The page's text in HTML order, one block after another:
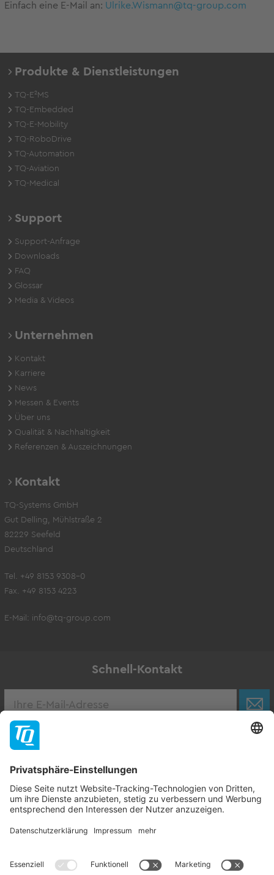
Einfach eine E-Mail an: Ulrike.Wismann@tq-group.com
Produkte & Dienstleistungen
TQ-E²MS
TQ-Embedded
TQ-E-Mobility
TQ-RoboDrive
TQ-Automation
TQ-Aviation
TQ-Medical
Support
Support-Anfrage
Downloads
FAQ
Glossar
Media & Videos
Unternehmen
Kontakt
Karriere
News
Messen & Events
Über uns
Qualität & Nachhaltigkeit
Referenzen & Auszeichnungen
Kontakt
TQ-Systems GmbH
Gut Delling, Mühlstraße 2
82229 Seefeld
Deutschland
Tel. +49 8153 9308-0
Fax. +49 8153 4223
E-Mail: info@tq-group.com
Schnell-Kontakt
Zur Stellenbörse
Follow TQ-Group